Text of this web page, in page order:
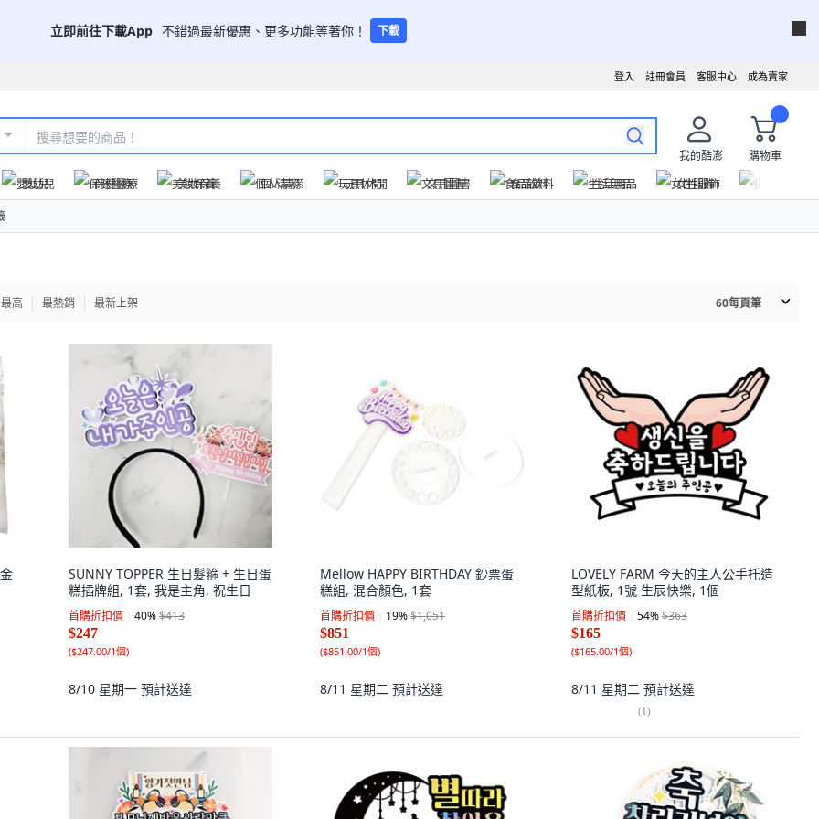
立即前往下載App 不錯過最新優惠、更多功能等著你！ 下載
成為賣家
客服中心
註冊會員
登入
我的酷澎
購物車
嬰幼兒
保健醫療 美妝保養 個人清潔 玩具休閒 文具圖書 食品飲料 生活用品 女性服飾
高 最熱銷 最新上架 60每頁筆
SUNNY TOPPER 生日髮箍 + 生日蛋
糕插牌組, 1套, 我是主角, 祝生日
首購折扣價 40%$413
$247
($247.00/1個)
8/10 星期一 預計送達
Mellow HAPPY BIRTHDAY 鈔票蛋
糕組, 混合顏色, 1套
首購折扣價 19%$1,051
$851
($851.00/1個)
8/11 星期二 預計送達
LOVELY FARM 今天的主人公手托造
型紙板, 1號 生辰快樂, 1個
首購折扣價 54%$363
$165
($165.00/1個)
8/11 星期二 預計送達
(1)